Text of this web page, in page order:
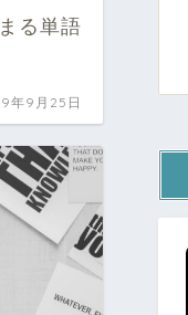
る単語
年9月25日